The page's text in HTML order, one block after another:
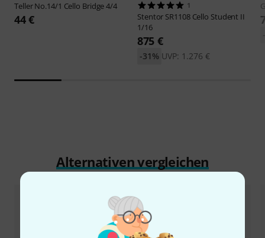
TellerNo.14/1 Cello Bridge 4/4
44 €
1
Stentor SR1108 Cello Student II
1/16
875 €
UVP: 1.276 €
-31%
Alternativen vergleichen